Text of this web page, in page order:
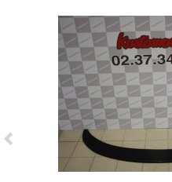
Ligne Cat-Back